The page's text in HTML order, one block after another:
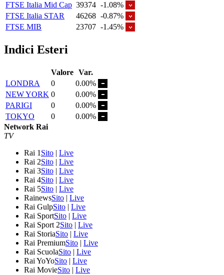
FTSE Italia Mid Cap 39374 -1.08%
FTSE Italia STAR
46268 -0.87%
FTSE MIB
23707 -1.45%
Indici Esteri
Valore Var.
LONDRA
0
0.00%
NEW YORK 0
0.00%
PARIGI
0
0.00%
TOKYO
0
0.00%
Network Rai
TV
Rai 1 Sito | Live
Rai 2Sito | Live
Rai 3Sito | Live
Rai 4Sito | Live
Rai 5Sito | Live
RainewsSito | Live
Rai GulpSito | Live
Rai SportSito | Live
Rai Sport 2Sito | Live
Rai StoriaSito | Live
Rai PremiumSito | Live
Rai ScuolaSito | Live
Rai YoYoSito | Live
Rai MovieSito | Live